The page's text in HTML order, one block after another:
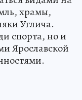
храмы,
Углича.
спорта, но и
Ярославской